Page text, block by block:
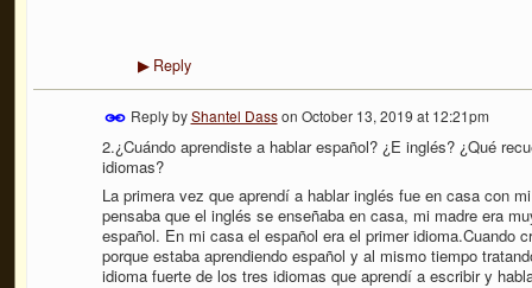
▶Reply
Reply byShantel Dasson October 13, 2019 at 12:21pm
2.¿Cuándo aprendiste a hablar español? ¿E inglés? ¿Qué
idiomas?
La primera vez que aprendí a hablar inglés fue en casa con
pensaba que el inglés se enseñaba en casa, mi madre era
español. En mi casa el español era el primer idioma.Cuando
porque estaba aprendiendo español y al mismo tiempo
idioma fuerte de los tres idiomas que aprendí a escribir y